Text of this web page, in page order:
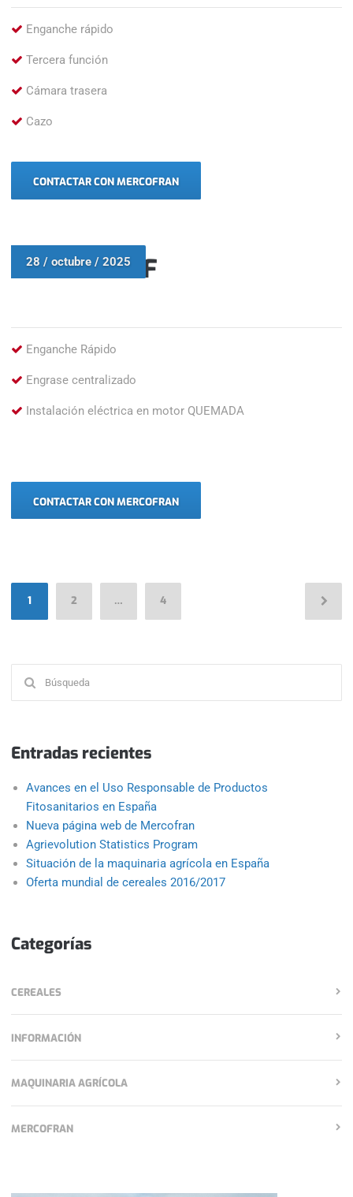
Enganche rápido
Tercera función
Cámara trasera
Cazo
CONTACTAR CON MERCOFRAN
VOLVO L70F
28 / octubre / 2025
Enganche Rápido
Engrase centralizado
Instalación eléctrica en motor QUEMADA
CONTACTAR CON MERCOFRAN
Paginación
de
1 2 … 4
Entradas recientes
Avances en el Uso Responsable de Productos
Fitosanitarios en España
Nueva página web de Mercofran
Agrievolution Statistics Program
Situación de la maquinaria agrícola en España
Oferta mundial de cereales 2016/2017
Categorías
CEREALES
INFORMACIÓN
MAQUINARIA AGRÍCOLA
MERCOFRAN